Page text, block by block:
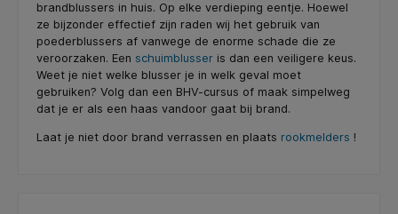
brandblussers in huis. Op elke verdieping eentje. Hoewel
ze bijzonder effectief zijn raden wij het gebruik van
poederblussers af vanwege de enorme schade die ze
veroorzaken. Een schuimblusser is dan een veiligere keus.
Weet je niet welke blusser je in welk geval moet
gebruiken? Volg dan een BHV-cursus of maak simpelweg
dat je er als een haas vandoor gaat bij brand.
Laat je niet door brand verrassen en plaats rookmelders !